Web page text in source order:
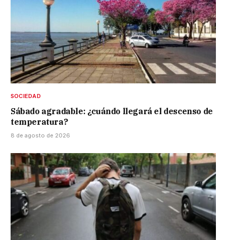
SOCIEDAD
Sábado agradable: ¿cuándo llegará el descenso de
temperatura?
8 de agosto de 2026